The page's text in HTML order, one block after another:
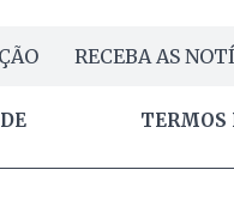
RECEBA AS
TERMOS